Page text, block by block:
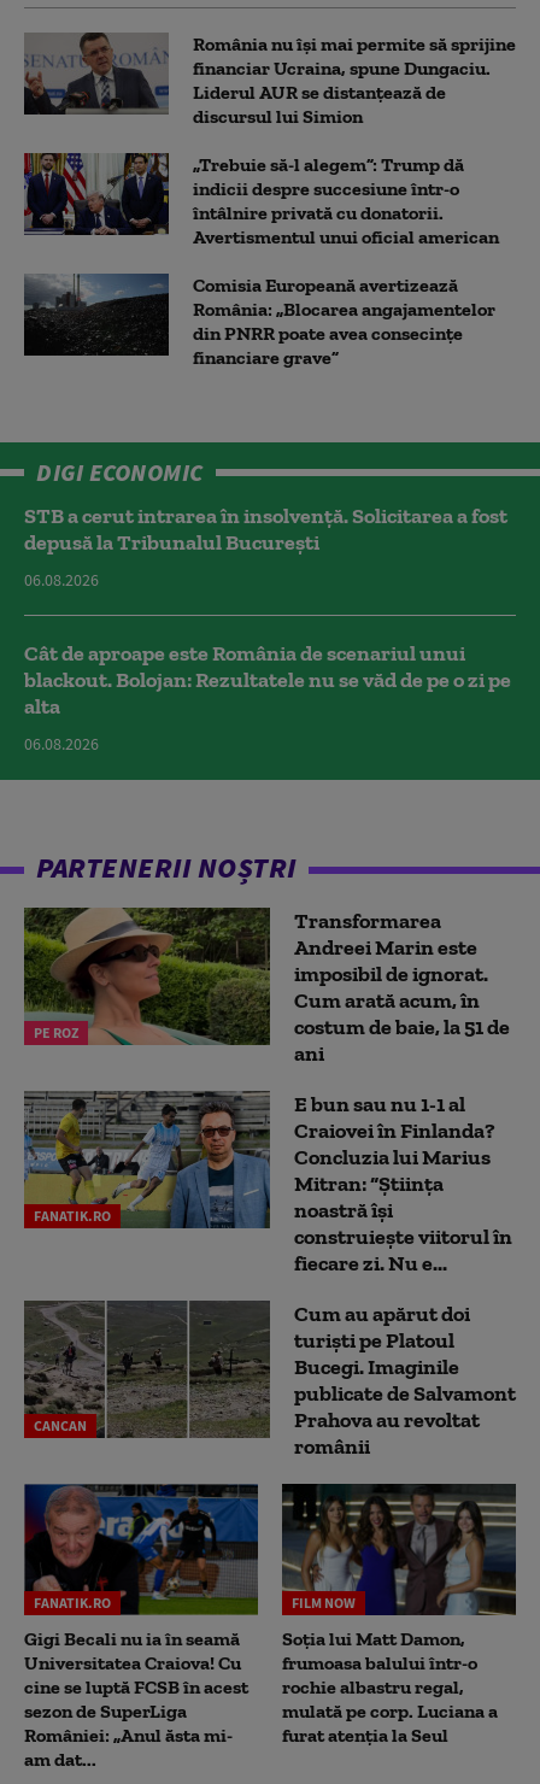
România nu își mai permite să sprijine
financiar Ucraina, spune Dungaciu.
Liderul AUR se distanțează de
discursul lui Simion
„Trebuie să-l alegem”: Trump dă
indicii despre succesiune într-o
întâlnire privată cu donatorii.
Avertismentul unui oficial american
Comisia Europeană avertizează
România: „Blocarea angajamentelor
din PNRR poate avea consecințe
financiare grave”
DIGI ECONOMIC
STB a cerut intrarea în insolvență. Solicitarea a fost
depusă la Tribunalul București
06.08.2026
Cât de aproape este România de scenariul unui
blackout. Bolojan: Rezultatele nu se văd de pe o zi pe
alta
06.08.2026
PARTENERII NOȘTRI
PE ROZ
Transformarea
Andreei Marin este
imposibil de ignorat.
Cum arată acum, în
costum de baie, la 51 de
ani
FANATIK.RO
E bun sau nu 1-1 al
Craiovei în Finlanda?
Concluzia lui Marius
Mitran: “Știința
noastră își
construiește viitorul în
fiecare zi. Nu e...
CANCAN
Cum au apărut doi
turiști pe Platoul
Bucegi. Imaginile
publicate de Salvamont
Prahova au revoltat
românii
FANATIK.RO
Gigi Becali nu ia în seamă
Universitatea Craiova! Cu
cine se luptă FCSB în acest
sezon de SuperLiga
României: „Anul ăsta mi-
am dat...
FILM NOW
Soția lui Matt Damon,
frumoasa balului într-o
rochie albastru regal,
mulată pe corp. Luciana a
furat atenția la Seul